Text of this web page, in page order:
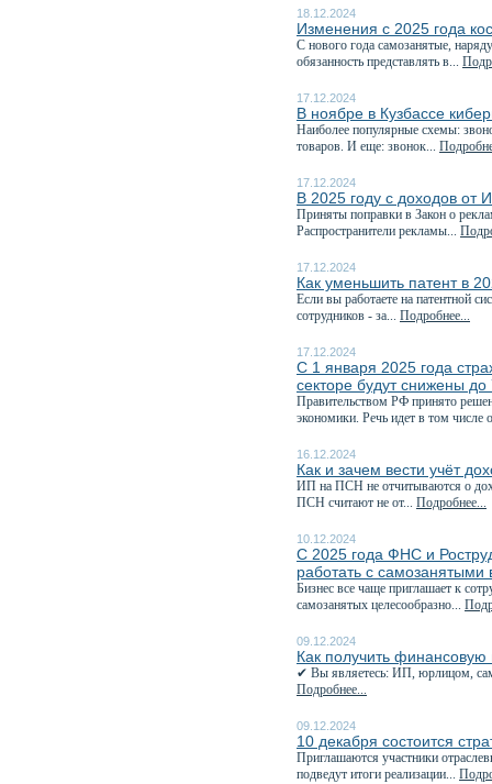
18.12.2024
Изменения с 2025 года
С нового года самозанятые,
обязанность представлять в...
17.12.2024
В ноябре в Кузбассе
Наиболее популярные схемы:
товаров. И еще: звонок...
17.12.2024
В 2025 году с доходов от
Приняты поправки в Закон о
Распространители рекламы...
17.12.2024
Как уменьшить патент в
Если вы работаете на патентной
сотрудников - за... Подробнее...
17.12.2024
С 1 января 2025 года
секторе будут снижены до
Правительством РФ принято
экономики. Речь идет в том числе
16.12.2024
Как и зачем вести учёт
ИП на ПСН не отчитываются о
ПСН считают не от... Подробнее...
10.12.2024
С 2025 года ФНС и
работать с
Бизнес все чаще приглашает к
самозанятых целесообразно...
09.12.2024
Как получить финансовую
✔ Вы являетесь: ИП, юрлицом,
Подробнее...
09.12.2024
10 декабря состоится
Приглашаются участники
подведут итоги реализации...